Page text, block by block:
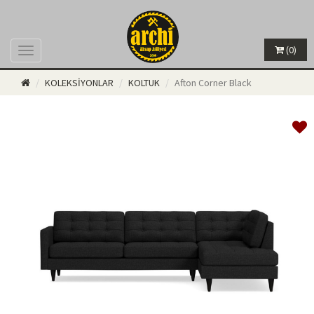
Menü (0)
KOLEKSİYONLAR KOLTUK Afton Corner Black